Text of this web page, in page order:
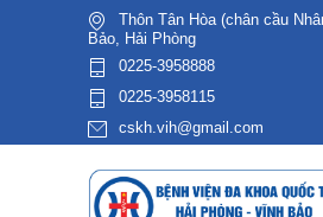
Thôn Tân Hòa (chân cầu
Bảo, Hải Phòng
0225-3958888
0225-3958115
cskh.vih@gmail.com